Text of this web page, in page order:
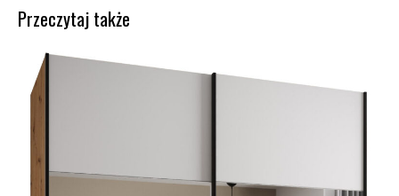
Przeczytaj także